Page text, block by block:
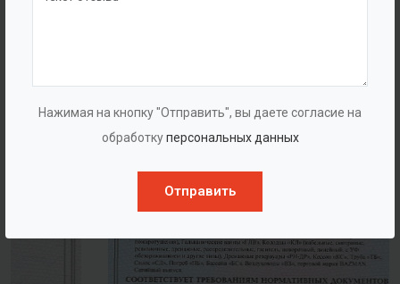
Нажимая на кнопку "Отправить", вы даете согласие на
обработкуперсональных данных
Отправить